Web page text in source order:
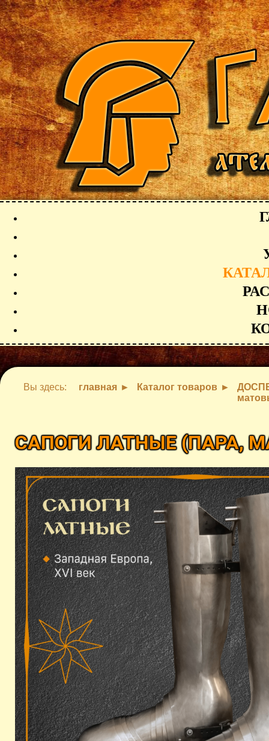
Вы здесь: главная Каталог товаров
САПОГИ ЛАТНЫЕ (ПАРА,